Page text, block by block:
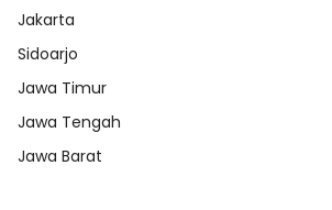
Jakarta
Sidoarjo
Jawa Timur
Jawa Tengah
Jawa Barat